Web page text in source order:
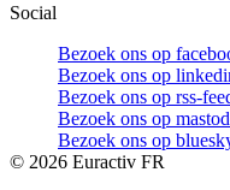
Social
Bezoek ons op
Bezoek ons op
Bezoek ons op rss-
Bezoek ons op
Bezoek ons op
© 2026 Euractiv FR